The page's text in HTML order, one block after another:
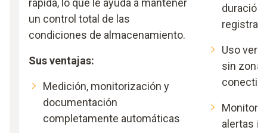
rápida, lo que le ayuda a mantener
un control total de las
condiciones de almacenamiento.
Sus ventajas:
Medición, monitorización y
documentación
completamente automáticas
duración
Uso
sin zona
alertas